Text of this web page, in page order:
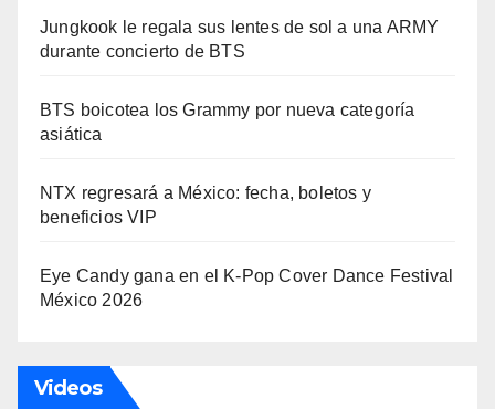
Jungkook le regala sus lentes de sol a una ARMY
durante concierto de BTS
BTS boicotea los Grammy por nueva categoría
asiática
NTX regresará a México: fecha, boletos y
beneficios VIP
Eye Candy gana en el K-Pop Cover Dance Festival
México 2026
Videos